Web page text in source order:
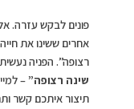
אחרים ששינו את
רצופה”. הפניה
שינה רצופה”–
תיצור איתכם קשר